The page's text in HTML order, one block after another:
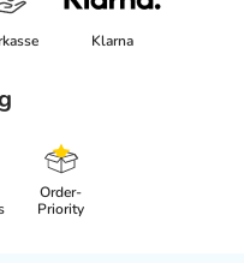
Klarna
Order-
Priority